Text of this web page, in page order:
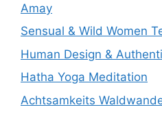
Amay
Sensual & Wild Women
Human Design &
Hatha Yoga Meditation
Achtsamkeits